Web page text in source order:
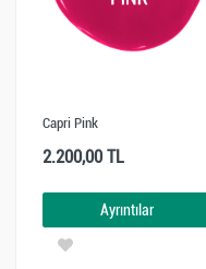
Capri Pink
2.200,00 TL
Ayrıntılar